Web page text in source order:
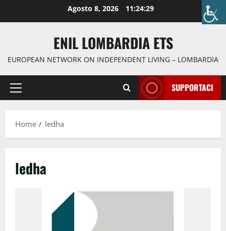
Agosto 8, 2026 11:24:29
ENIL LOMBARDIA ETS
EUROPEAN NETWORK ON INDEPENDENT LIVING – LOMBARDIA
SUPPORTACI
Home ledha
ledha